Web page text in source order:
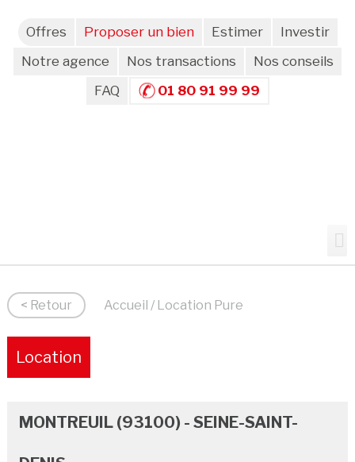
Offres Proposer un bien Estimer
Investir
Notre agence
Nos transactions
Nos conseils
FAQ
01 80 91 99 99
< Retour Accueil / Location Pure
Location
MONTREUIL (93100) - SEINE-SAINT-